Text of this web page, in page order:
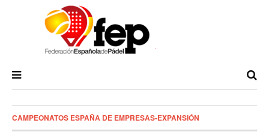
CAMPEONATOS ESPAÑA DE EMPRESAS-EXPANSIÓN